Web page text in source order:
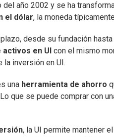
del año 2002 y se ha
el dólar, la moneda
desde su fundación
en UI con el mismo
la inversión en UI.
una herramienta de ahorro
que se puede comprar con
, la UI permite mantener